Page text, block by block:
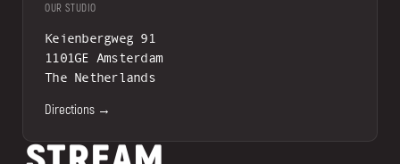
OUR STUDIO
Keienbergweg 91
1101GE Amsterdam
The Netherlands
Directions →